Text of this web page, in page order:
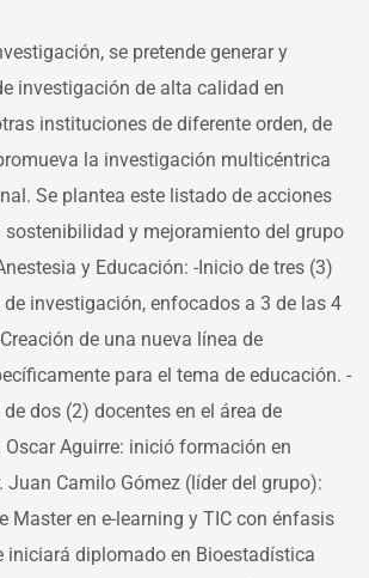
se pretende generar y
investigación de alta calidad en
instituciones de diferente orden, de
la investigación multicéntrica
Se plantea este listado de acciones
y mejoramiento del grupo
y Educación: -Inicio de tres (3)
investigación, enfocados a 3 de las 4
de una nueva línea de
para el tema de educación. -
dos (2) docentes en el área de
Oscar Aguirre: inició formación en
Juan Camilo Gómez (líder del grupo):
Master en e-learning y TIC con énfasis
iniciará diplomado en Bioestadística